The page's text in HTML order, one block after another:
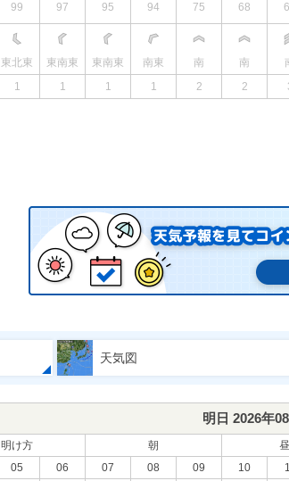
99 97 95 94 75 68
東北東 東南東 東南東 南東 南 南
1 1 1 1 2 2
天気図
明日 2026年
明け方 朝
05 06 07 08 09 10